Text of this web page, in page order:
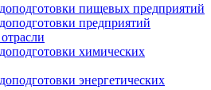
пищевых предприятий
предприятий
химических
энергетических